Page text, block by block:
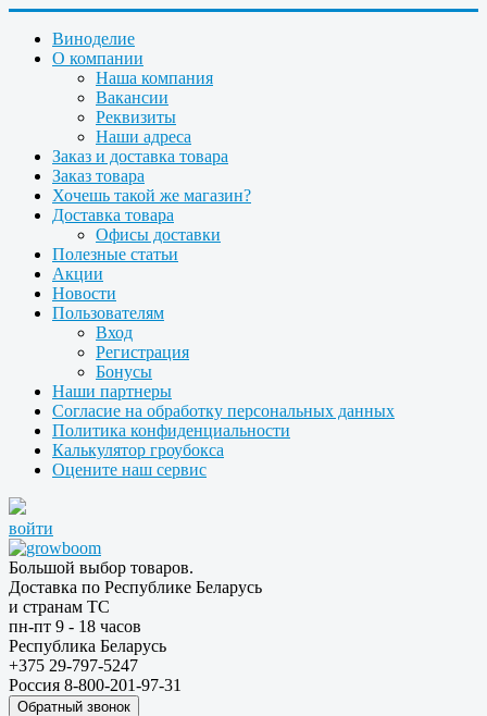
Виноделие
О компании
Наша компания
Вакансии
Реквизиты
Наши адреса
Заказ и доставка товара
Заказ товара
Хочешь такой же магазин?
Доставка товара
Офисы доставки
Полезные статьи
Акции
Новости
Пользователям
Вход
Регистрация
Бонусы
Наши партнеры
Согласие на обработку персональных данных
Политика конфиденциальности
Калькулятор гроубокса
Оцените наш сервис
войти
Большой выбор товаров.
Доставка по Республике Беларусь
и странам ТС
пн-пт 9 - 18 часов
Республика Беларусь
+375 29-797-5247
Россия 8-800-201-97-31
Обратный звонок